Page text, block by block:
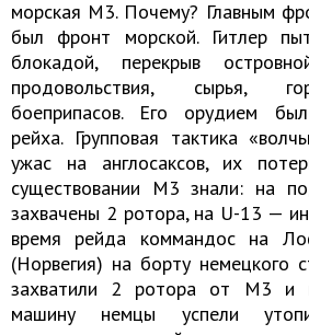
морская М3. Почему? Главным
был фронт морской. Гитлер
блокадой, перекрыв
продовольствия, сырья,
боеприпасов. Его орудием
рейха. Групповая тактика
ужас на англосаксов, их
существовании М3 знали: на
захвачены 2 ротора, на U-13 —
время рейда коммандос на
(Норвегия) на борту немецкого
захватили 2 ротора от М3 и
машину немцы успели